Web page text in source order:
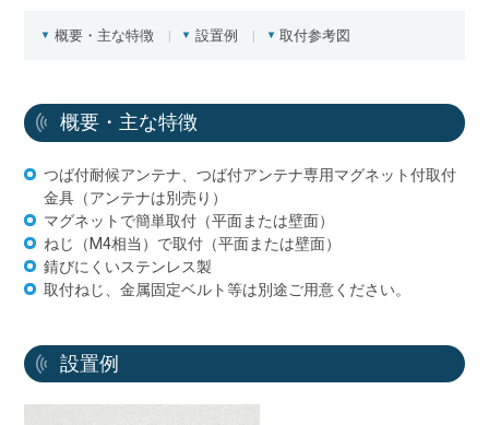
概要・主な特徴 設置例 取付参考図
概要・主な特徴
つば付耐候アンテナ、つば付アンテナ専用マグネット付取付
金具（アンテナは別売り）
マグネットで簡単取付（平面または壁面）
ねじ（M4相当）で取付（平面または壁面）
錆びにくいステンレス製
取付ねじ、金属固定ベルト等は別途ご用意ください。
設置例